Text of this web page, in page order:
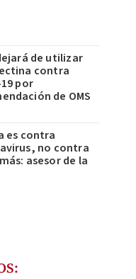
de utilizar
contra
por
de OMS
es contra
no contra
asesor de la